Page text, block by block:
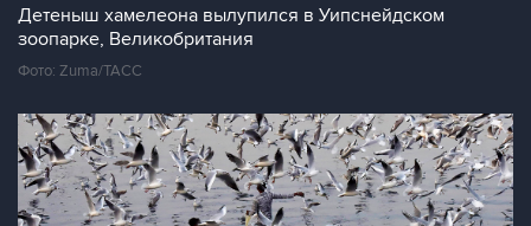
Детеныш хамелеона вылупился в Уипснейдском
зоопарке, Великобритания
Фото: Zuma/ТАСС